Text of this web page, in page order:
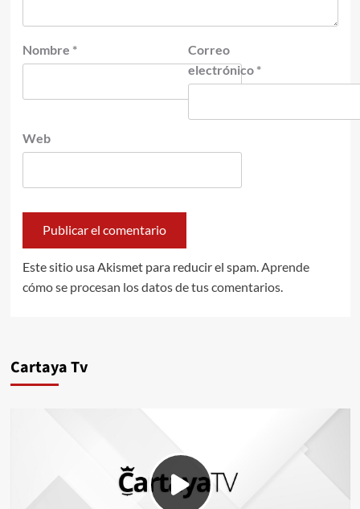
Nombre *
Correo
electrónico *
Web
Este sitio usa Akismet para reducir el spam. Aprende
cómo se procesan los datos de tus comentarios.
Cartaya Tv